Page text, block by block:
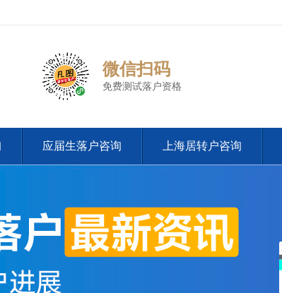
微信扫码
免费测试落户资格
应届生落户咨询 上海居转户咨询